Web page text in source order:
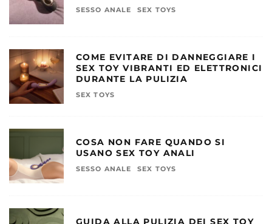
SESSO ANALE SEX TOYS
COME EVITARE DI DANNEGGIARE I
SEX TOY VIBRANTI ED ELETTRONICI
DURANTE LA PULIZIA
SEX TOYS
COSA NON FARE QUANDO SI
USANO SEX TOY ANALI
SESSO ANALE SEX TOYS
GUIDA ALLA PULIZIA DEI SEX TOY